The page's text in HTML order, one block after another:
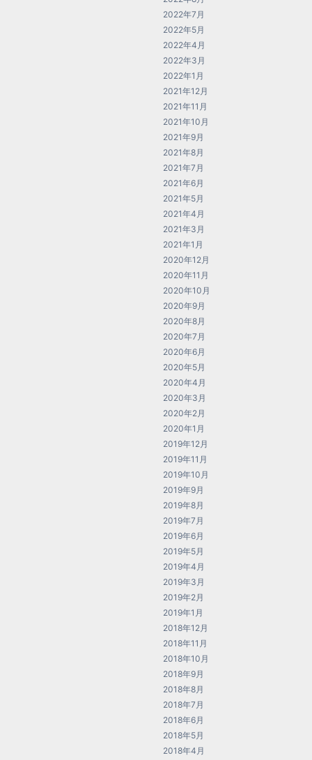
2022年7月
2022年5月
2022年4月
2022年3月
2022年1月
2021年12月
2021年11月
2021年10月
2021年9月
2021年8月
2021年7月
2021年6月
2021年5月
2021年4月
2021年3月
2021年1月
2020年12月
2020年11月
2020年10月
2020年9月
2020年8月
2020年7月
2020年6月
2020年5月
2020年4月
2020年3月
2020年2月
2020年1月
2019年12月
2019年11月
2019年10月
2019年9月
2019年8月
2019年7月
2019年6月
2019年5月
2019年4月
2019年3月
2019年2月
2019年1月
2018年12月
2018年11月
2018年10月
2018年9月
2018年8月
2018年7月
2018年6月
2018年5月
2018年4月